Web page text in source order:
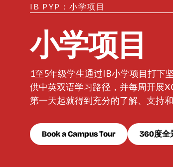
IB PYP：小学项目
小学项目
1至5年级学生通过IB小学项目打下
供中英双语学习路径，并每周开展
第一天起就得到充分的了解、支持和
Book a Campus Tour 360度全